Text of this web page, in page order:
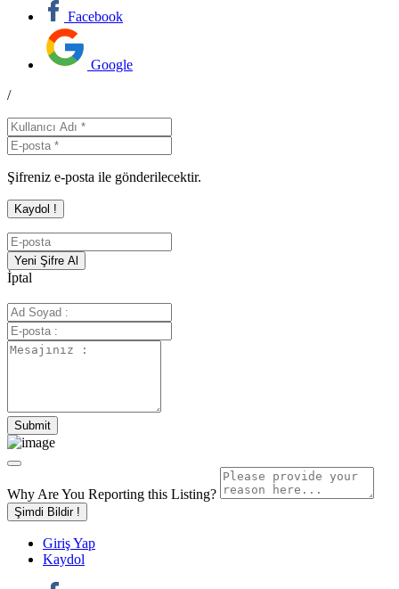
Facebook
Google
/
Şifreniz e-posta ile gönderilecektir.
İptal
Why Are You Reporting this Listing?
Şimdi Bildir !
Giriş Yap
Kaydol